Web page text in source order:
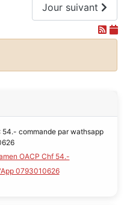
Jour suivant
OACP Chf 54.-
0793010626